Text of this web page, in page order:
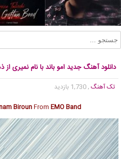
دانلود آهنگ جدید امو باند با نام نمیری از
تک آهنگ , 1,730 بازدید
BirounFrom EMO Band